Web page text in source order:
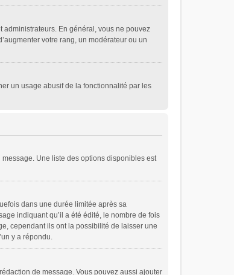
administrateurs. En général, vous ne pouvez
votre rang, un modérateur ou un
un usage abusif de la fonctionnalité par les
Une liste des options disponibles est
dans une durée limitée après sa
indiquant qu’il a été édité, le nombre de fois
cependant ils ont la possibilité de laisser une
y a répondu.
de message. Vous pouvez aussi ajouter